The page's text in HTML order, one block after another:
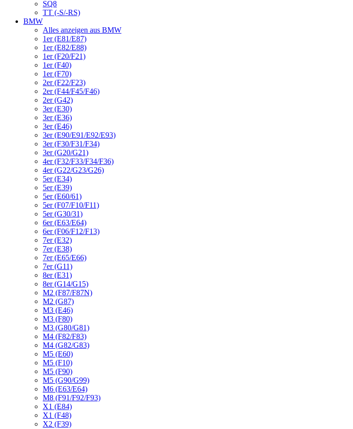
SQ8
TT (-S/-RS)
BMW
Alles anzeigen aus BMW
1er (E81/E87)
1er (E82/E88)
1er (F20/F21)
1er (F40)
1er (F70)
2er (F22/F23)
2er (F44/F45/F46)
2er (G42)
3er (E30)
3er (E36)
3er (E46)
3er (E90/E91/E92/E93)
3er (F30/F31/F34)
3er (G20/G21)
4er (F32/F33/F34/F36)
4er (G22/G23/G26)
5er (E34)
5er (E39)
5er (E60/61)
5er (F07/F10/F11)
5er (G30/31)
6er (E63/E64)
6er (F06/F12/F13)
7er (E32)
7er (E38)
7er (E65/E66)
7er (G11)
8er (E31)
8er (G14/G15)
M2 (F87/F87N)
M2 (G87)
M3 (E46)
M3 (F80)
M3 (G80/G81)
M4 (F82/F83)
M4 (G82/G83)
M5 (E60)
M5 (F10)
M5 (F90)
M5 (G90/G99)
M6 (E63/E64)
M8 (F91/F92/F93)
X1 (E84)
X1 (F48)
X2 (F39)